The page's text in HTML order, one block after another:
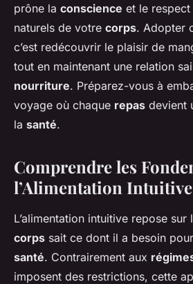
prône la conscience et le
naturels de votre corps. Adopter
c’est redécouvrir le plaisir de
tout en maintenant une relation
nourriture. Préparez-vous à
voyage où chaque repas devient
la santé.
Comprendre les
l’Alimentation Intuitive
L’alimentation intuitive repose sur
corps sait ce dont il a besoin
santé. Contrairement aux
imposent des restrictions, cette